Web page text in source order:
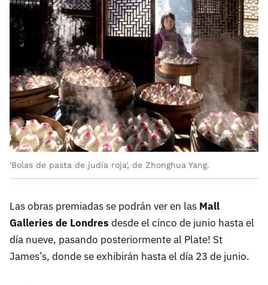
'Bolas de pasta de judía roja', de Zhonghua Yang.
Las obras premiadas se podrán ver en las Mall
Galleries de Londres desde el cinco de junio hasta el
día nueve, pasando posteriormente al Plate! St
James’s, donde se exhibirán hasta el día 23 de junio.